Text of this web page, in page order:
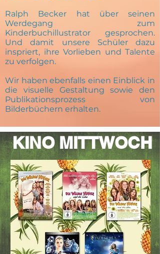
Ralph Becker hat über seinen
Werdegang zum
Kinderbuchillustrator gesprochen.
Und damit unsere Schüler dazu
inspriert, ihre Vorlieben und Talente
zu verfolgen.
Wir haben ebenfalls einen Einblick in
die visuelle Gestaltung sowie den
Publikationsprozess von
Bilderbüchern erhalten.
KINO MITTWOCH